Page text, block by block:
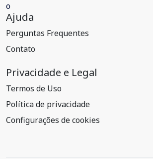
Ajuda
Perguntas Frequentes
Contato
Privacidade e Legal
Termos de Uso
Política de privacidade
Configurações de cookies